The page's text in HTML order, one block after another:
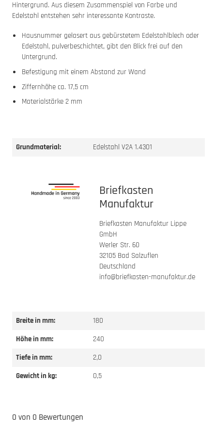
Hintergrund. Aus diesem Zusammenspiel von Farbe und
Edelstahl entstehen sehr interessante Kontraste.
Hausnummer gelasert aus gebürstetem Edelstahlblech oder
Edelstahl, pulverbeschichtet, gibt den Blick frei auf den
Untergrund.
Befestigung mit einem Abstand zur Wand
Ziffernhöhe ca. 17,5 cm
Materialstärke 2 mm
Grundmaterial: Edelstahl V2A 1.4301
Briefkasten
Manufaktur
Briefkasten Manufaktur Lippe
GmbH
Werler Str. 60
32105 Bad Salzuflen
Deutschland
info@briefkasten-manufaktur.de
Breite in mm:
180
Höhe in mm:
240
Tiefe in mm:
2,0
Gewicht in kg:
0,5
0 von 0 Bewertungen